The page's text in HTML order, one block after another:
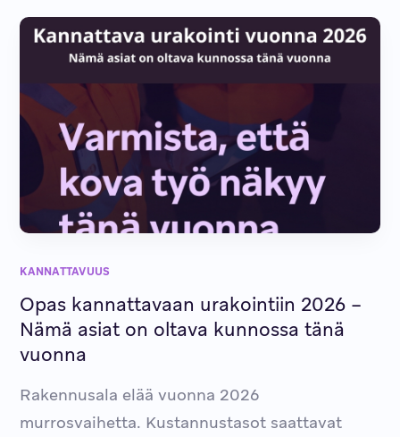
KANNATTAVUUS
Opas kannattavaan urakointiin 2026 –
Nämä asiat on oltava kunnossa tänä
vuonna
Rakennusala elää vuonna 2026
murrosvaihetta. Kustannustasot saattavat